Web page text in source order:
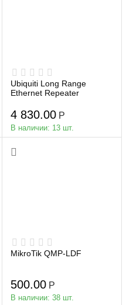
Ubiquiti Long Range
Ethernet Repeater
4 830.00 Р
В наличии: 13 шт.
MikroTik QMP-LDF
500.00 Р
В наличии: 38 шт.